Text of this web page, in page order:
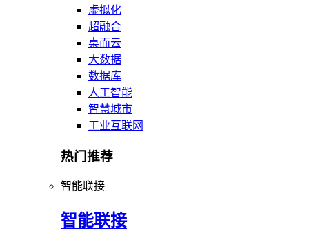
虚拟化
超融合
桌面云
大数据
数据库
人工智能
智慧城市
工业互联网
热门推荐
智能联接
智能联接